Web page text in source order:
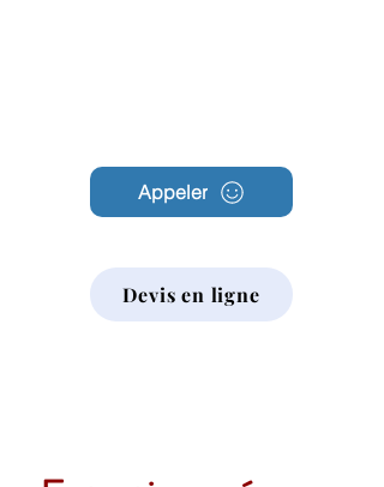
Appeler
Devis en ligne